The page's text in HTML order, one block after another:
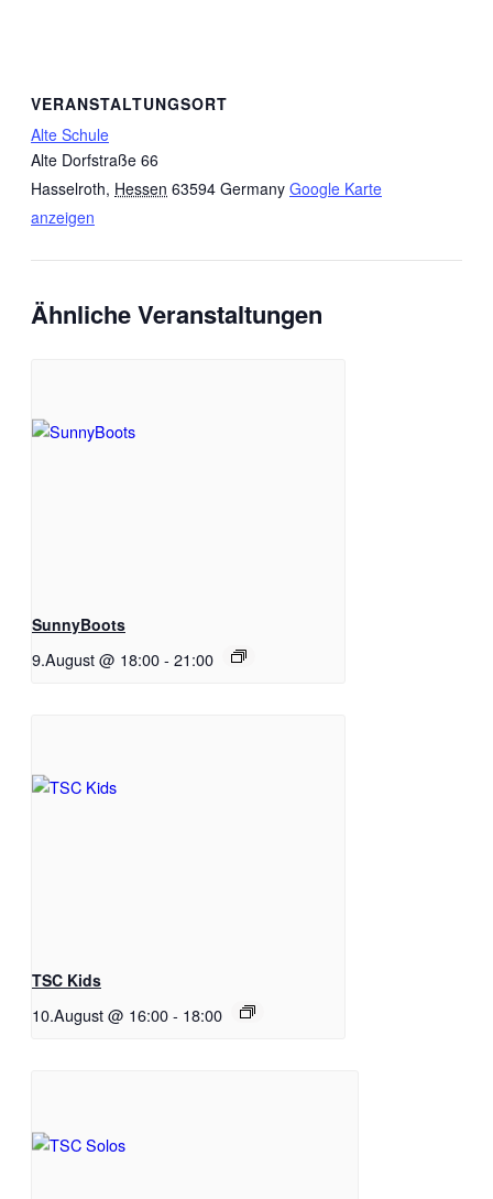
VERANSTALTUNGSORT
Alte Schule
Alte Dorfstraße 66
Hasselroth, Hessen 63594 Germany Google Karte
anzeigen
Ähnliche Veranstaltungen
SunnyBoots
9.August @ 18:00- 21:00
TSC Kids
10.August @ 16:00- 18:00